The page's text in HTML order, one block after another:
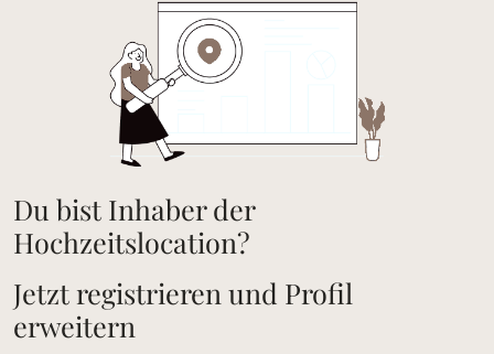
Du bist Inhaber der
Hochzeitslocation?
Jetzt registrieren und Profil
erweitern